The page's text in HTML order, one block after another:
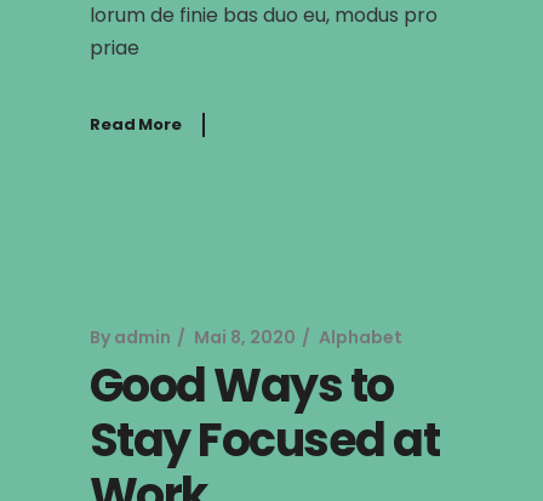
lorum de finie bas duo eu, modus pro
priae
Read More
By admin Mai 8, 2020 Alphabet
Good Ways to
Stay Focused at